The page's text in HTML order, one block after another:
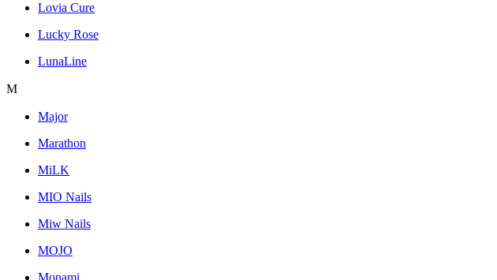
Lovia Cure
Lucky Rose
LunaLine
M
Major
Marathon
MiLK
MIO Nails
Miw Nails
MOJO
Monami